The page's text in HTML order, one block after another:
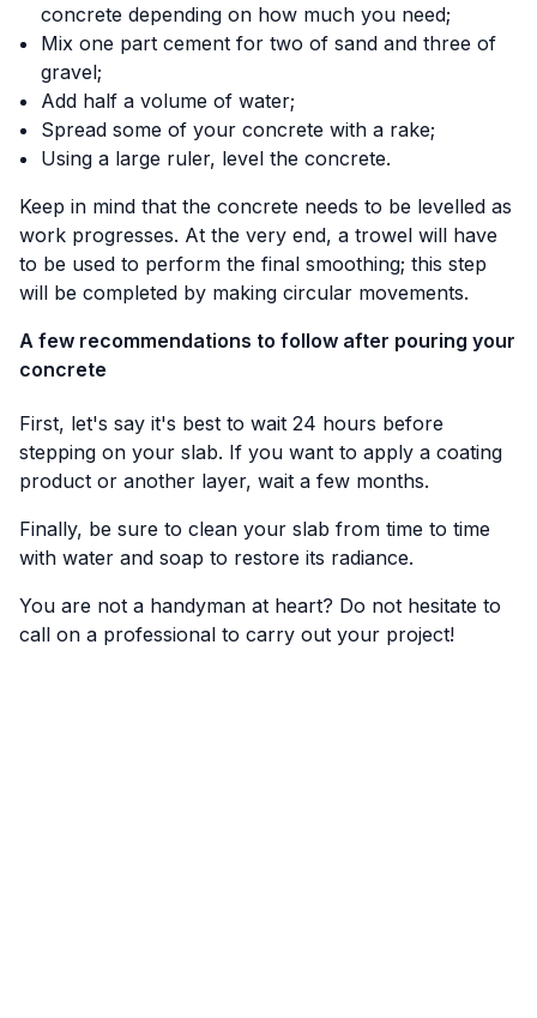
concrete depending on how much you need;
Mix one part cement for two of sand and three of
gravel;
Add half a volume of water;
Spread some of your concrete with a rake;
Using a large ruler, level the concrete.
Keep in mind that the concrete needs to be levelled as
work progresses. At the very end, a trowel will have
to be used to perform the final smoothing; this step
will be completed by making circular movements.
A few recommendations to follow after pouring your
concrete
First, let's say it's best to wait 24 hours before
stepping on your slab. If you want to apply a coating
product or another layer, wait a few months.
Finally, be sure to clean your slab from time to time
with water and soap to restore its radiance.
You are not a handyman at heart? Do not hesitate to
call on a professional to carry out your project!